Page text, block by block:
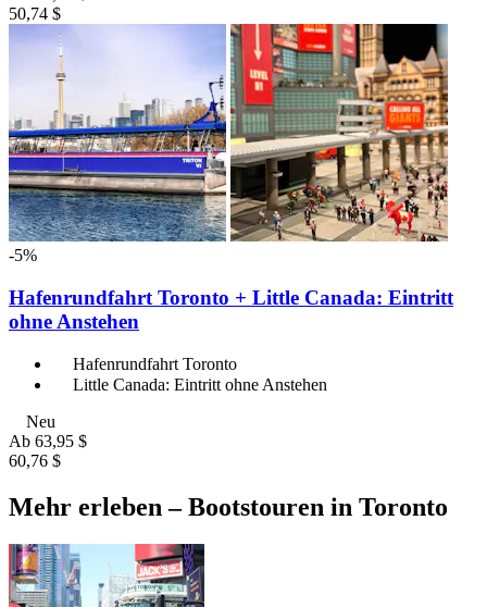
50,74 $
-5%
Hafenrundfahrt Toronto + Little Canada: Eintritt
ohne Anstehen
Hafenrundfahrt Toronto
Little Canada: Eintritt ohne Anstehen
Neu
Ab 63,95 $
60,76 $
Mehr erleben – Bootstouren in Toronto